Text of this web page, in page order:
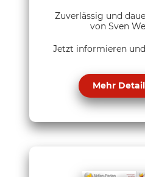
Zuverlässig und
von Sven
Jetzt informieren
Mehr